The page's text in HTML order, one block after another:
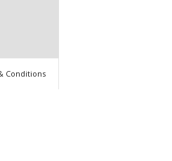
Conditions